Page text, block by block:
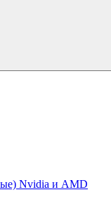
Nvidia и AMD